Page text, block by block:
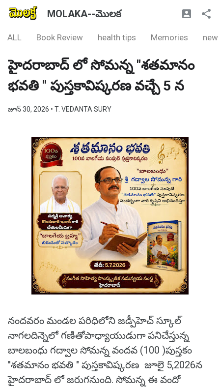
MOLAKA--మొలక
ALL Book Review health tips Memories new
హైదరాబాద్ లో సోమన్న "శతమానం
భవతి " పుస్తకావిష్కరణ వచ్చే 5 న
జూన్ 30, 2026 • T. VEDANTA SURY
నందవరం మండల పరిధిలోని జడ్పీహెచ్ స్కూల్
నాగలదిన్నెలో గణితోపాధ్యాయుడుగా పనిచేస్తున్న
బాలబంధు గద్వాల సోమన్న వందవ (100 )పుస్తకం
"శతమానం భవతి " పుస్తకావిష్కరణ జూలై 5,2026న
హైదరాబాద్ లో జరుగనుంది. సోమన్న ఈ వందో